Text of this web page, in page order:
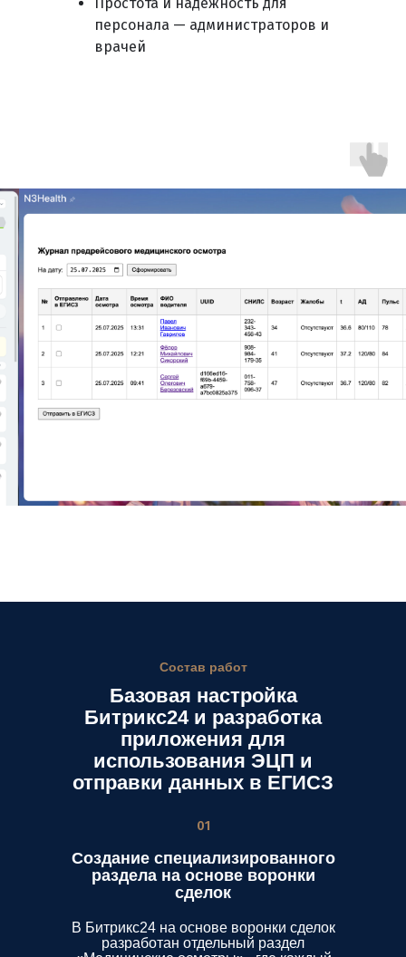
персонала — администраторов и
врачей
Базовая настройка
Битрикс24 и разработка
приложения для
использования ЭЦП и
отправки данных в ЕГИСЗ
Создание специализированного
раздела на основе воронки
сделок
В Битрикс24 на основе воронки сделок
разработан отдельный раздел
Состав работ
01